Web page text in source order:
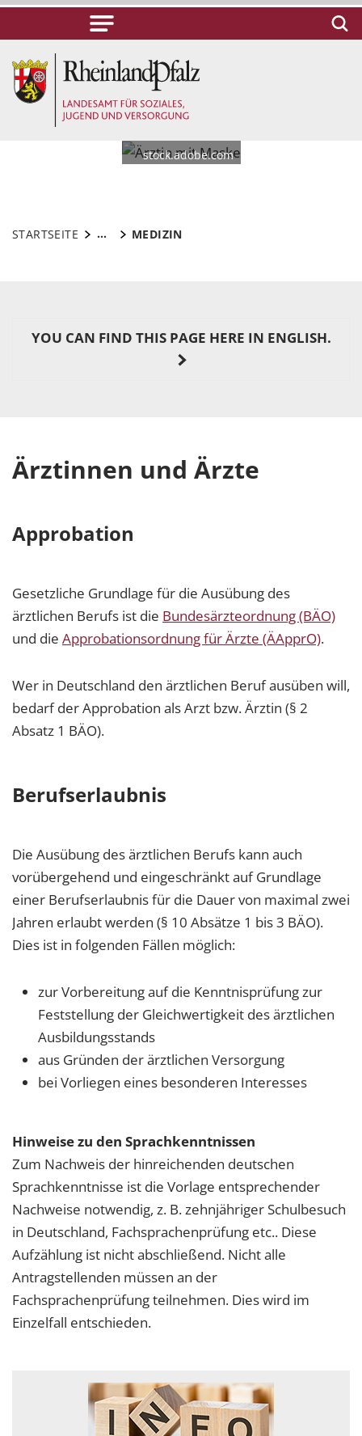
stock.adobe.com
STARTSEITE ... MEDIZIN
YOU CAN FIND THIS PAGE HERE IN ENGLISH.
Ärztinnen und Ärzte
Approbation
Gesetzliche Grundlage für die Ausübung des
ärztlichen Berufs ist die Bundesärzteordnung (BÄO)
und die Approbationsordnung für Ärzte (ÄApprO).
Wer in Deutschland den ärztlichen Beruf ausüben will,
bedarf der Approbation als Arzt bzw. Ärztin (§ 2
Absatz 1 BÄO).
Berufserlaubnis
Die Ausübung des ärztlichen Berufs kann auch
vorübergehend und eingeschränkt auf Grundlage
einer Berufserlaubnis für die Dauer von maximal zwei
Jahren erlaubt werden (§ 10 Absätze 1 bis 3 BÄO).
Dies ist in folgenden Fällen möglich:
zur Vorbereitung auf die Kenntnisprüfung zur
Feststellung der Gleichwertigkeit des ärztlichen
Ausbildungsstands
aus Gründen der ärztlichen Versorgung
bei Vorliegen eines besonderen Interesses
Hinweise zu den Sprachkenntnissen
Zum Nachweis der hinreichenden deutschen
Sprachkenntnisse ist die Vorlage entsprechender
Nachweise notwendig, z. B. zehnjähriger Schulbesuch
in Deutschland, Fachsprachenprüfung etc.. Diese
Aufzählung ist nicht abschließend. Nicht alle
Antragstellenden müssen an der
Fachsprachenprüfung teilnehmen. Dies wird im
Einzelfall entschieden.